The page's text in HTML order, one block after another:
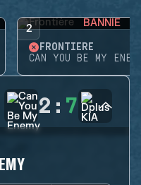
2 BANNIE
FRONTIÈRE
CAN YOU BE MY
2 : 7